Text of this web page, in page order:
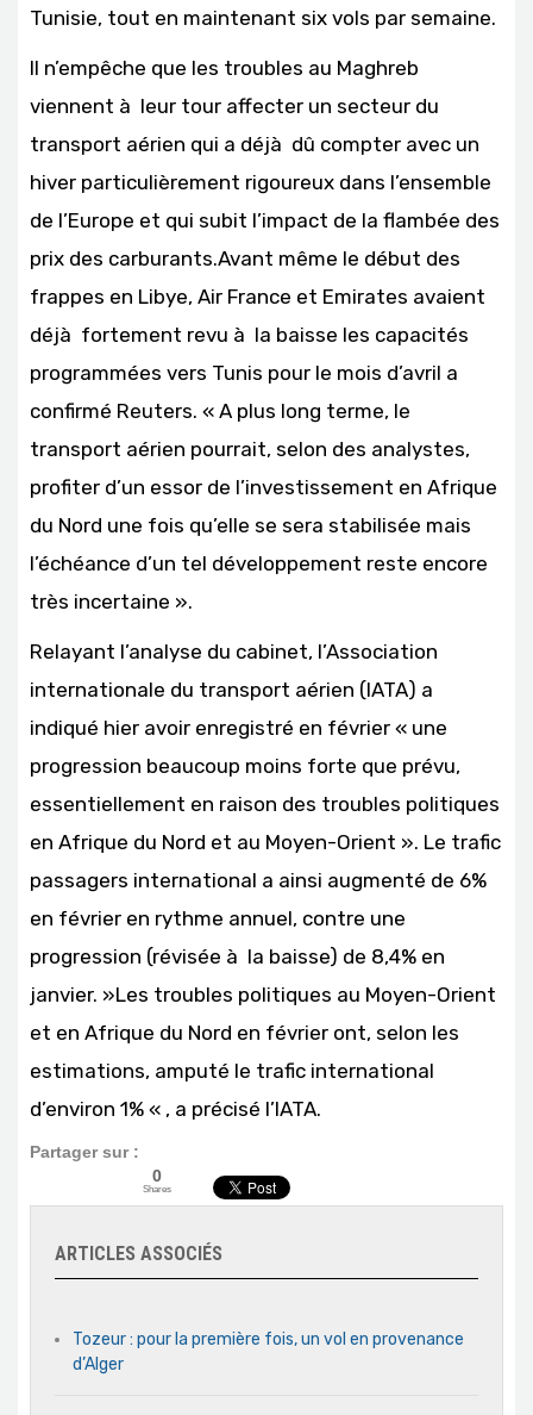
Tunisie, tout en maintenant six vols par semaine.
Il n’empêche que les troubles au Maghreb
viennent à leur tour affecter un secteur du
transport aérien qui a déjà dû compter avec un
hiver particulièrement rigoureux dans l’ensemble
de l’Europe et qui subit l’impact de la flambée des
prix des carburants.Avant même le début des
frappes en Libye, Air France et Emirates avaient
déjà fortement revu à la baisse les capacités
programmées vers Tunis pour le mois d’avril a
confirmé Reuters. « A plus long terme, le
transport aérien pourrait, selon des analystes,
profiter d’un essor de l’investissement en Afrique
du Nord une fois qu’elle se sera stabilisée mais
l’échéance d’un tel développement reste encore
très incertaine ».
Relayant l’analyse du cabinet, l’Association
internationale du transport aérien (IATA) a
indiqué hier avoir enregistré en février « une
progression beaucoup moins forte que prévu,
essentiellement en raison des troubles politiques
en Afrique du Nord et au Moyen-Orient ». Le trafic
passagers international a ainsi augmenté de 6%
en février en rythme annuel, contre une
progression (révisée à la baisse) de 8,4% en
janvier. »Les troubles politiques au Moyen-Orient
et en Afrique du Nord en février ont, selon les
estimations, amputé le trafic international
d’environ 1% « , a précisé l’IATA.
Partager sur :
0
Shares
ARTICLES ASSOCIÉS
Tozeur : pour la première fois, un vol en provenance
d’Alger